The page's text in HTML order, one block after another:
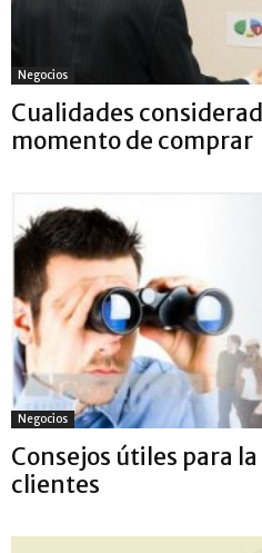
Negocios
Cualidades
momento de comprar
Negocios
Consejos útiles para
clientes